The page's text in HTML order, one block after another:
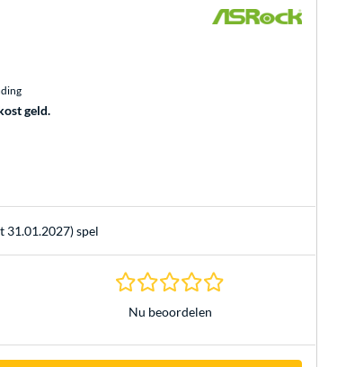
geld.
31.01.2027) spel
0.0 sterren
Nu beoordelen